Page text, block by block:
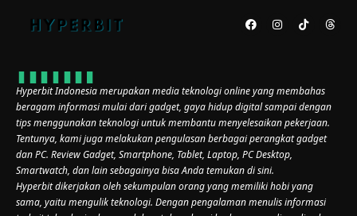
Hyperbit Indonesia merupakan media teknologi online yang membahas
beragam informasi mulai dari gadget, gaya hidup digital sampai dengan
tips menggunakan teknologi untuk membantu menyelesaikan pekerjaan.
Tentunya, kami juga melakukan pengulasan berbagai perangkat gadget
dan PC. Review Gadget, Smartphone, Tablet, Laptop, PC Desktop,
Smartwatch, dan lain sebagainya bisa Anda temukan di sini.
Hyperbit dikerjakan oleh sekumpulan orang yang memiliki hobi yang
sama, yaitu mengulik teknologi. Dengan pengalaman menulis informasi